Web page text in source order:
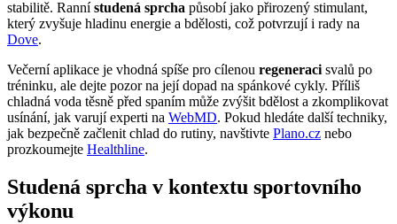
stabilitě. Rannístudená sprcha působí jako přirozený stimulant,
který zvyšuje hladinu energie a bdělosti, což potvrzují i rady na
Dove.
Večerní aplikace je vhodná spíše pro cílenou regeneraci svalů po
tréninku, ale dejte pozor na její dopad na spánkové cykly. Příliš
chladná voda těsně před spaním může zvýšit bdělost a zkomplikovat
usínání, jak varují experti na WebMD. Pokud hledáte další techniky,
jak bezpečně začlenit chlad do rutiny, navštivte Plano.cz nebo
prozkoumejte Healthline.
Studená sprcha v kontextu sportovního
výkonu